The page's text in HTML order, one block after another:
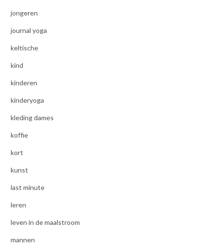
jongeren
journal yoga
keltische
kind
kinderen
kinderyoga
kleding dames
koffie
kort
kunst
last minute
leren
leven in de maalstroom
mannen